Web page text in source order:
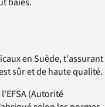
en Suède, t'assurant
sûr et de haute qualité.
(Autorité